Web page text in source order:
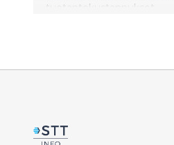
tuotantokustannukset.